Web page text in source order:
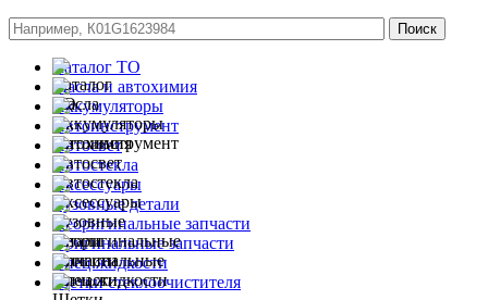
Каталог ТО
Масла и автохимия
Аккумуляторы
Автоинструмент
Автосвет
Автостекла
Аксессуары
Кузовные детали
Неоригинальные запчасти
Оригинальные запчасти
Спец.жидкости
Щетки стеклоочистителя